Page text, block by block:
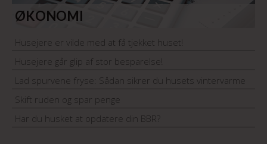
ØKONOMI
Husejere er vilde med at få tjekket huset!
Husejere går glip af stor besparelse!
Lad spurvene fryse: Sådan sikrer du husets vintervarme
Skift ruden og spar penge
Har du husket at opdatere din BBR?